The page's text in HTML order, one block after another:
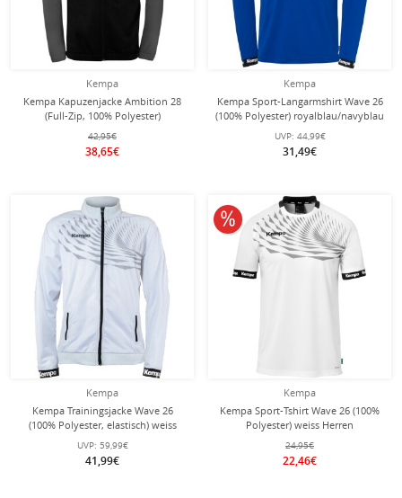
Kempa
Kempa Kapuzenjacke Ambition 28
(Full-Zip, 100% Polyester)
schwarz/grau Herren
42,95€
38,65€
Kempa
Kempa Sport-Langarmshirt Wave 26
(100% Polyester) royalblau/navyblau
Herren
UVP: 44,99€
31,49€
Kempa
Kempa Trainingsjacke Wave 26
(100% Polyester, elastisch) weiss
Herren
UVP: 59,99€
41,99€
Kempa
Kempa Sport-Tshirt Wave 26 (100%
Polyester) weiss Herren
24,95€
22,46€
10% reduziert